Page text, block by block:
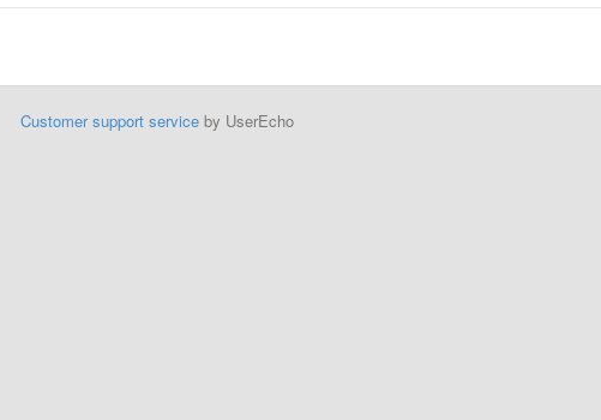
Customer support serviceby UserEcho